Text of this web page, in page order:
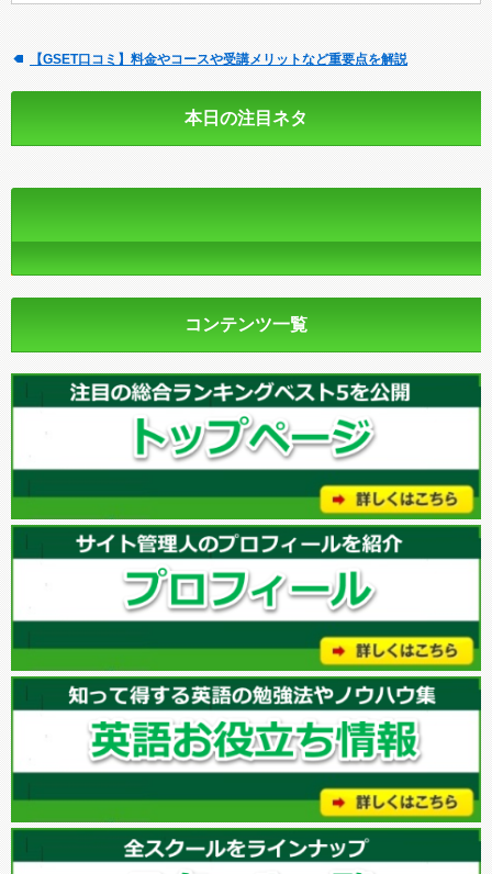
【GSET口コミ】料金やコースや受講メリットなど重要点を解説
本日の注目ネタ
コンテンツ一覧